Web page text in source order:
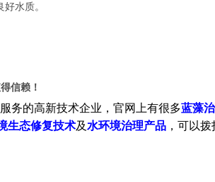
水质。
信赖！
务的高新技术企业，官网上有很多蓝藻
生态修复技术及 水环境治理产品 ，可以